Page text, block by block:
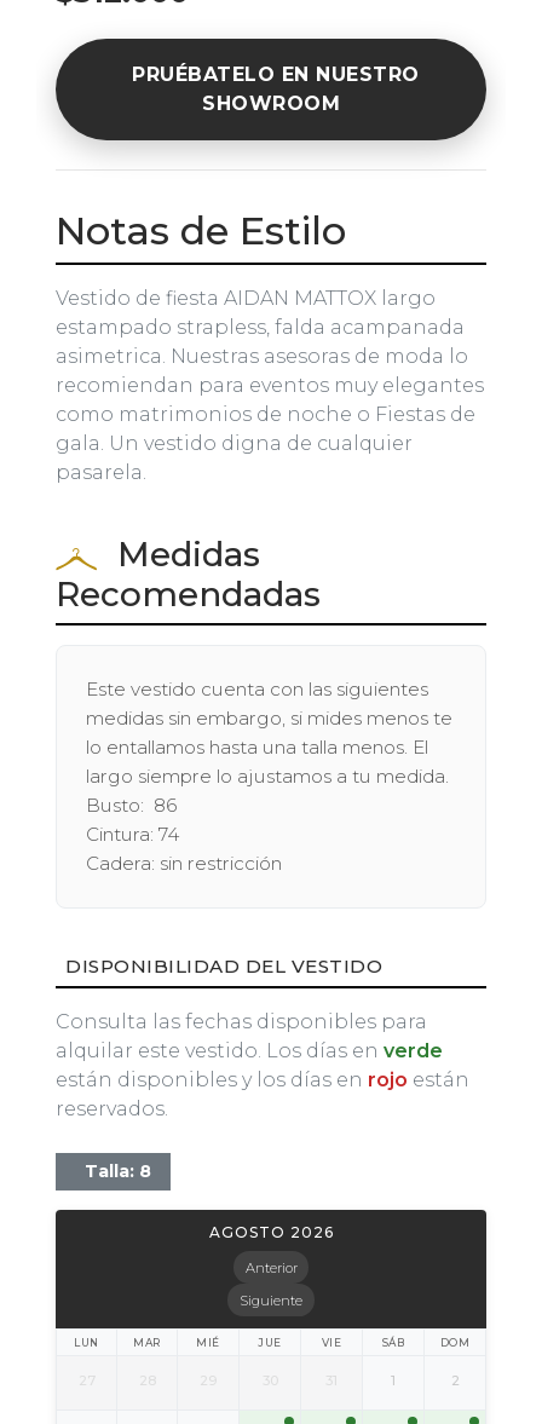
PRUÉBATELO EN NUESTRO
SHOWROOM
Notas de Estilo
Vestido de fiesta AIDAN MATTOX largo
estampado strapless, falda acampanada
asimetrica. Nuestras asesoras de moda lo
recomiendan para eventos muy elegantes
como matrimonios de noche o Fiestas de
gala. Un vestido digna de cualquier
pasarela.
Medidas
Recomendadas
Este vestido cuenta con las siguientes
medidas sin embargo, si mides menos te
lo entallamos hasta una talla menos. El
largo siempre lo ajustamos a tu medida.
Busto: 86
Cintura: 74
Cadera: sin restricción
DISPONIBILIDAD DEL VESTIDO
Consulta las fechas disponibles para
alquilar este vestido. Los días en verde
están disponibles y los días en rojo están
reservados.
Talla: 8
Anterior
AGOSTO 2026
Siguiente
LUN MAR MIÉ JUE VIE SÁB DOM
27 28 29 30 31 1 2